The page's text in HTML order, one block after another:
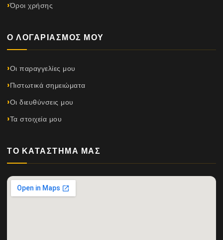
Όροι χρήσης
Ο ΛΟΓΑΡΙΑΣΜΌΣ ΜΟΥ
Οι παραγγελίες μου
Πιστωτικά σημειώματα
Οι διευθύνσεις μου
Τα στοιχεία μου
ΤΟ ΚΑΤΆΣΤΗΜΆ ΜΑΣ